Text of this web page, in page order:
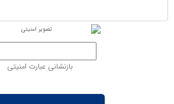
بازنشانی عبارت امنیتی